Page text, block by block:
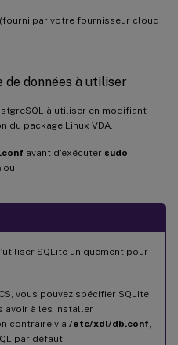
par votre fournisseur cloud
de données à utiliser
à utiliser en modifiant
du package Linux VDA.
avant d’exécuter sudo
ou
SQLite uniquement pour
vous pouvez spécifier SQLite
avoir à les installer
contraire via /etc/xdl/db.conf
par défaut.